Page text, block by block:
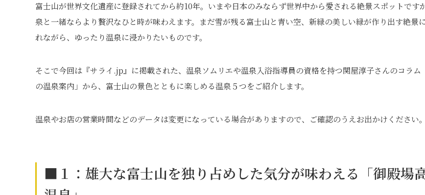
富士山が世界文化遺産に登録されてから約10年。いまや日本のみならず世界中から愛される絶景スポットです
泉と一緒ならより贅沢なひと時が味わえます。まだ雪が残る富士山と青い空、新緑の美しい緑が作り出す絶景
れながら、ゆったり温泉に浸かりたいものです。
そこで今回は『サライ.jp』に掲載された、温泉ソムリエや温泉入浴指導員の資格を持つ関屋淳子さんのコラム
の温泉案内」から、富士山の景色とともに楽しめる温泉５つをご紹介します。
温泉やお店の営業時間などのデータは変更になっている場合がありますので、ご確認のうえお出かけください。
■１：雄大な富士山を独り占めした気分が味わえる「御殿場